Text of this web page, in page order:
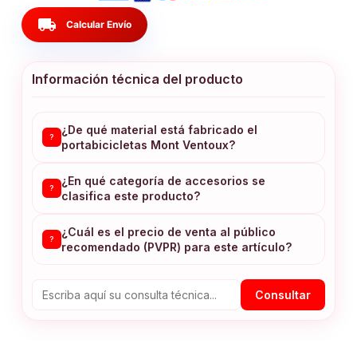
local_shipping Calcular Envío
Información técnica del producto
?
¿De qué material está fabricado el
portabicicletas Mont Ventoux?
?
¿En qué categoría de accesorios se
clasifica este producto?
?
¿Cuál es el precio de venta al público
recomendado (PVPR) para este artículo?
Consultar